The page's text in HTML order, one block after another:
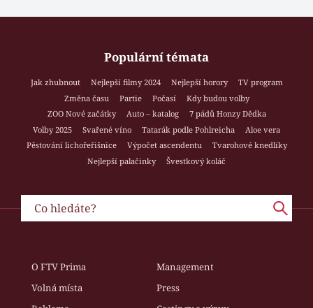
Populární témata
Jak zhubnout Nejlepší filmy 2024 Nejlepší horory
TV program
Změna času
Partie Počasí
Kdy budou volby
ZOO Nové začátky
Auto – katalog
7 pádů Honzy Dědka
Volby 2025
Svařené víno Tatarák podle Pohlreicha
Aloe vera
Pěstování lichořeřišnice
Výpočet ascendentu
Tvarohové knedlíky
Nejlepší palačinky
Švestkový koláč
O FTV Prima
Management
Volná místa
Press